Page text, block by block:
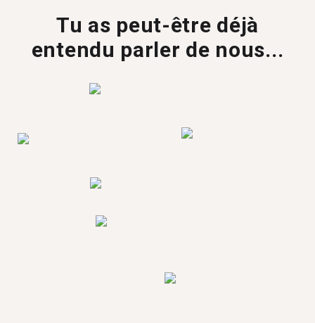
Tu as peut-être déjà
entendu parler de nous...